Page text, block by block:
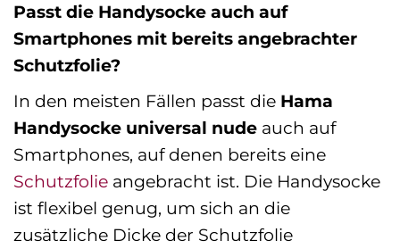
Passt die Handysocke auch auf
Smartphones mit bereits angebrachter
Schutzfolie?
In den meisten Fällen passt die Hama
Handysocke universal nude auch auf
Smartphones, auf denen bereits eine
Schutzfolie angebracht ist. Die Handysocke
ist flexibel genug, um sich an die
zusätzliche Dicke der Schutzfolie